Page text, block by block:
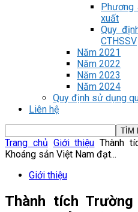
Phương
xuất
Quy
CTHSSV
Năm 2021
Năm 2022
Năm 2023
Năm 2024
Quy định sử dụng
Liên hệ
Trang chủ Giới thiệu Thành
Khoáng sản Việt Nam đạt...
Giới thiệu
Thành tích